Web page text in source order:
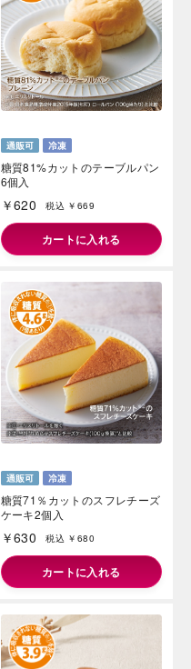
糖質81%カットのテーブルパン
6個入
￥620 税込 ￥669
カートに入れる
糖質71％カットのスフレチーズ
ケーキ2個入
￥630 税込 ￥680
カートに入れる